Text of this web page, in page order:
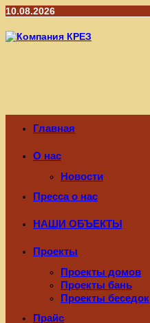
Перейти
содержимому
10.08.2026
Главная
О нас
Новости
Пресса о нас
НАШИ ОБЪЕКТЫ
Проекты
Проекты домов
Проекты бань
Проекты беседок
Прайс